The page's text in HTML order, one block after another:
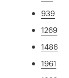
939
1269
1486
1961